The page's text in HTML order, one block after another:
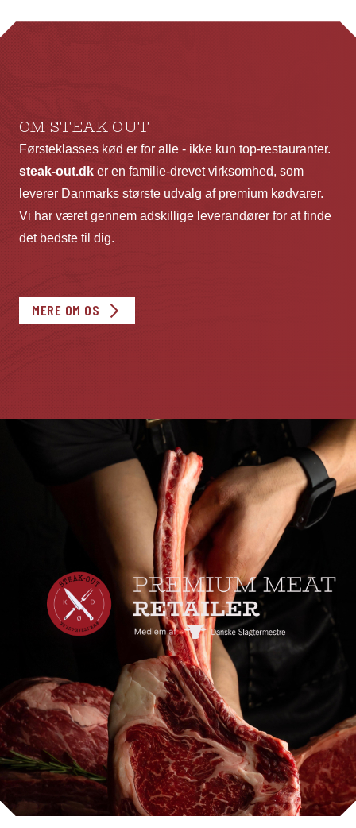
kan
OM STEAK OUT
Førsteklasses kød er for alle - ikke kun top-restauranter.
steak-out.dk er en familie-drevet virksomhed, som
leverer Danmarks største udvalg af premium kødvarer.
Vi har været gennem adskillige leverandører for at finde
det bedste til dig.
MERE OM OS